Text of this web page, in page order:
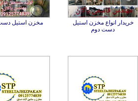
خریدار انواع مخزن استیل
دست دوم
مخزن استیل